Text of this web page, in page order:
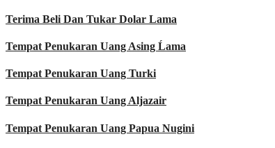
Terima Beli Dan Tukar Dolar Lama
Tempat Penukaran Uang Asing Ĺama
Tempat Penukaran Uang Turki
Tempat Penukaran Uang Aljazair
Tempat Penukaran Uang Papua Nugini